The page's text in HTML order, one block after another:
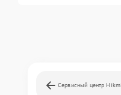
Сервисный центр